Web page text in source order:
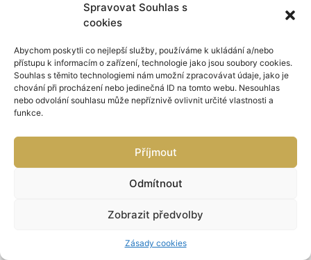
Spravovat Souhlas s
cookies
Abychom poskytli co nejlepší služby, používáme k ukládání a/nebo
přístupu k informacím o zařízení, technologie jako jsou soubory cookies.
Souhlas s těmito technologiemi nám umožní zpracovávat údaje, jako je
chování při procházení nebo jedinečná ID na tomto webu. Nesouhlas
nebo odvolání souhlasu může nepříznivě ovlivnit určité vlastnosti a
funkce.
Příjmout
Odmítnout
Zobrazit předvolby
Zásady cookies